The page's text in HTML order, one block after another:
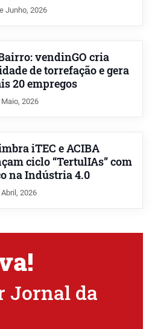
Junho, 2026
vendinGO cria
de torrefação e gera
20 empregos
2026
iTEC e ACIBA
ciclo “TertulIAs” com
na Indústria 4.0
2026
Jornal da